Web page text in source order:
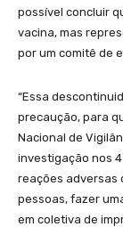
possível concluir
vacina, mas
por um comitê de
“Essa
precaução, para
Nacional de
investigação nos
reações adversas
pessoas, fazer
em coletiva de